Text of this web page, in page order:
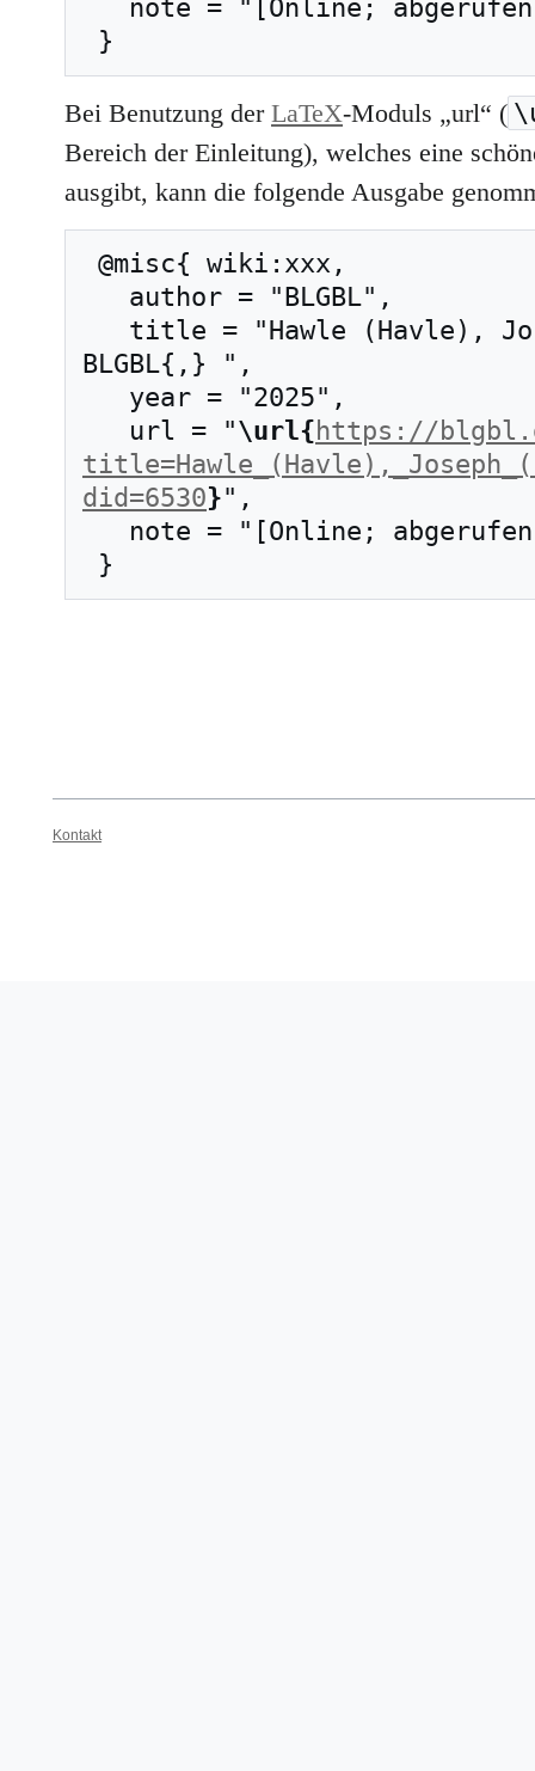
Bei Benutzung der LaTeX-Moduls „url“ (
Bereich der Einleitung), welches eine
ausgibt, kann die folgende Ausgabe
BLGBL{,} ",
   url = "
\url{ https://
did=6530}",
Kontakt